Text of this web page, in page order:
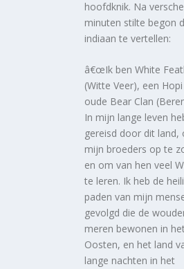
hoofdknik. Na
minuten stilte begon
indiaan te vertellen:
â€œIk ben White
(Witte Veer), een
oude Bear Clan
In mijn lange leven
gereisd door dit land,
mijn broeders op te
en om van hen veel
te leren. Ik heb de
paden van mijn
gevolgd die de
meren bewonen in
Oosten, en het land
lange nachten in het